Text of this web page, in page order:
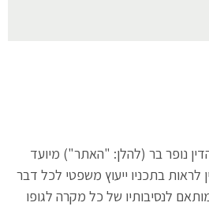
נופר בר (להלן: "האתר") מיועד
בתכניו ייעוץ משפטי לכל דבר
לנסיבותיו של כל מקרה לגופו